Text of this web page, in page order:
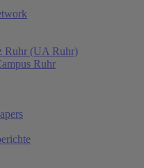
Ruhr (UA Ruhr)
Ruhr